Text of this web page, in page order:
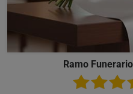
Ramo